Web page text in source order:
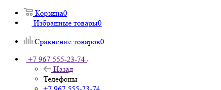
Корзина0
Избранные товары0
Сравнение товаров0
+7 967 555-23-74
Назад
Телефоны